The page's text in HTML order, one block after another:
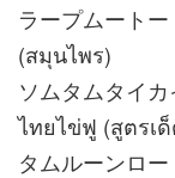
ラープムート
(สมุนไพร)
ソムタムタイ
ไทยไข่ฟู (สูตรเ
タムルーンロ